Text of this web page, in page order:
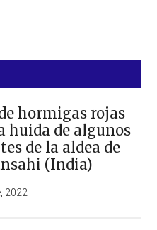
hormigas rojas
huida de algunos
de la aldea de
(India)
2022